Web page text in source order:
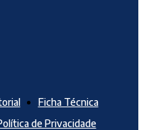
Ficha Técnica
de Privacidade